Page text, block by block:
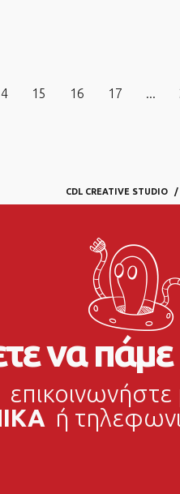
15 16 17 ...
CDL CREATIVE STUDIO
να
επικοινωνήστε
ή